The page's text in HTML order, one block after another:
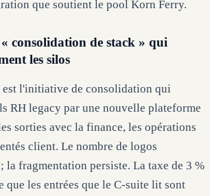
que soutient le pool Korn Ferry.
consolidation de stack » qui
les silos
est l'initiative de consolidation qui
RH legacy par une nouvelle plateforme
sorties avec la finance, les opérations
client. Le nombre de logos
la fragmentation persiste. La taxe de 3 %
que les entrées que le C-suite lit sont